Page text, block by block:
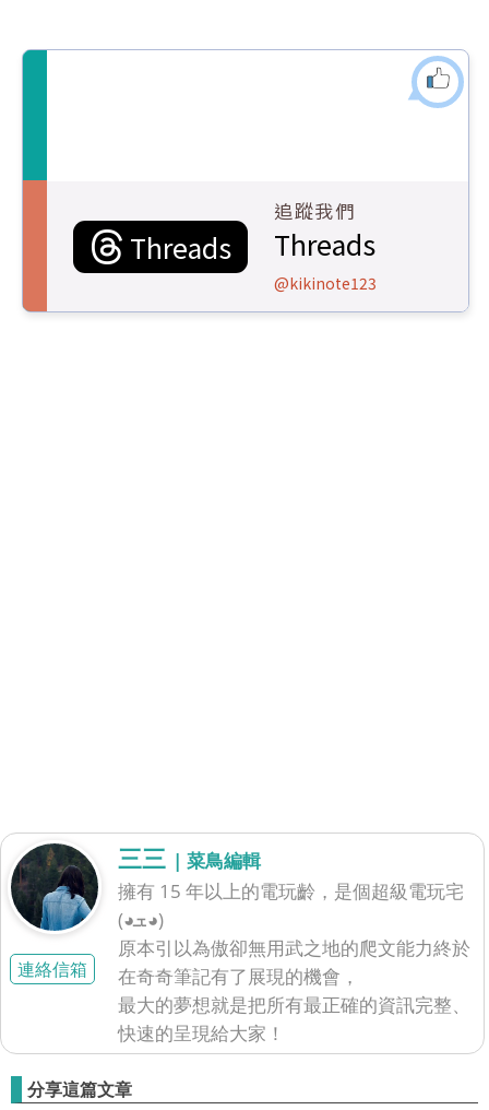
Threads
追蹤我們
Threads
@kikinote123
連絡信箱
三三 | 菜鳥編輯
擁有 15 年以上的電玩齡，是個超級電玩宅
(◕ܫ◕)
原本引以為傲卻無用武之地的爬文能力終於
在奇奇筆記有了展現的機會，
最大的夢想就是把所有最正確的資訊完整、
快速的呈現給大家！
分享這篇文章